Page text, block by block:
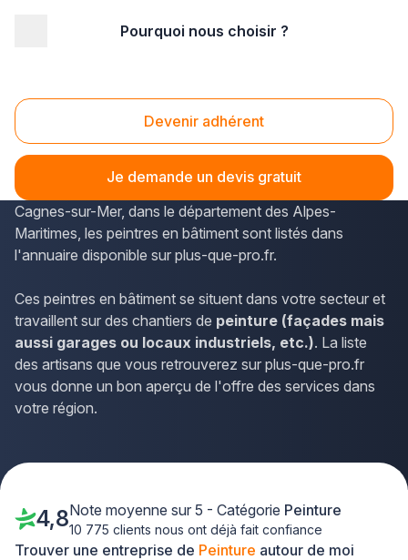
Pourquoi nous choisir ?
Devenir adhérent
Je demande un devis gratuit
Peinture Cagnes-sur-Mer (06800)
La Provence-Alpes-Côte d'Azur est un territoire
dynamique où œuvrent de nombreux spécialistes. À
Cagnes-sur-Mer, dans le département des Alpes-
Maritimes, les peintres en bâtiment sont listés dans
l'annuaire disponible sur plus-que-pro.fr.
Ces peintres en bâtiment se situent dans votre secteur et
travaillent sur des chantiers de peinture (façades mais
aussi garages ou locaux industriels, etc.). La liste
des artisans que vous retrouverez sur plus-que-pro.fr
vous donne un bon aperçu de l'offre des services dans
votre région.
Trouver une entreprise de Peinture autour de moi
4,8Note moyenne sur 5 - Catégorie Peinture
10 775 clients nous ont déjà fait confiance